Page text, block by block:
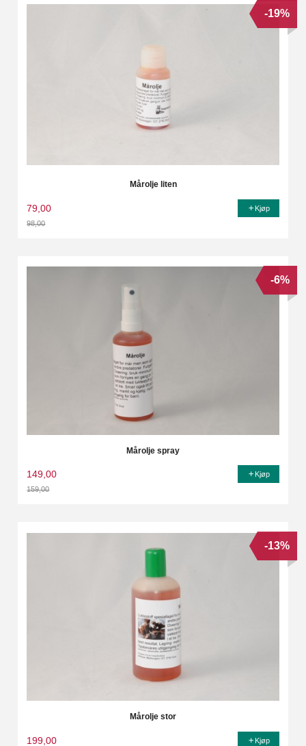
Mårolje liten
79,00
98,00
-19%
Kjøp
Mårolje spray
149,00
159,00
-6%
Kjøp
Mårolje stor
199,00
-13%
Kjøp